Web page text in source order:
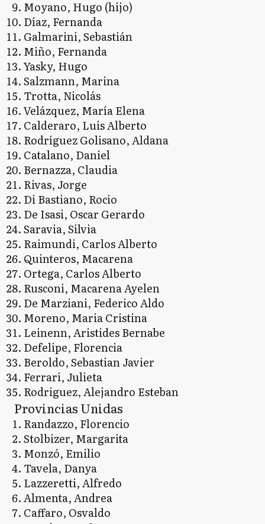
Moyano, Hugo (hijo)
Díaz, Fernanda
Galmarini, Sebastián
Miño, Fernanda
Yasky, Hugo
Salzmann, Marina
Trotta, Nicolás
Velázquez, María Elena
Calderaro, Luis Alberto
Rodríguez Golisano, Aldana
Catalano, Daniel
Bernazza, Claudia
Rivas, Jorge
Di Bastianо, Rocio
De Isasi, Oscar Gerardo
Saravia, Silvia
Raimundi, Carlos Alberto
Quinteros, Macarena
Ortega, Carlos Alberto
Rusconi, Macarena Ayelen
De Marziani, Federico Aldo
Moreno, Maria Cristina
Leinenn, Aristides Bernabe
Defelipe, Florencia
Beroldo, Sebastian Javier
Ferrari, Julieta
Rodriguez, Alejandro Esteban
Provincias Unidas
Randazzo, Florencio
Stolbizer, Margarita
Monzó, Emilio
Tavela, Danya
Lazzeretti, Alfredo
Almenta, Andrea
Caffaro, Osvaldo